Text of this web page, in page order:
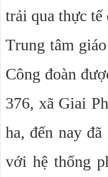
trải qua thực
Trung tâm
Công đoàn
376, xã Giai
ha, đến nay
với hệ thống